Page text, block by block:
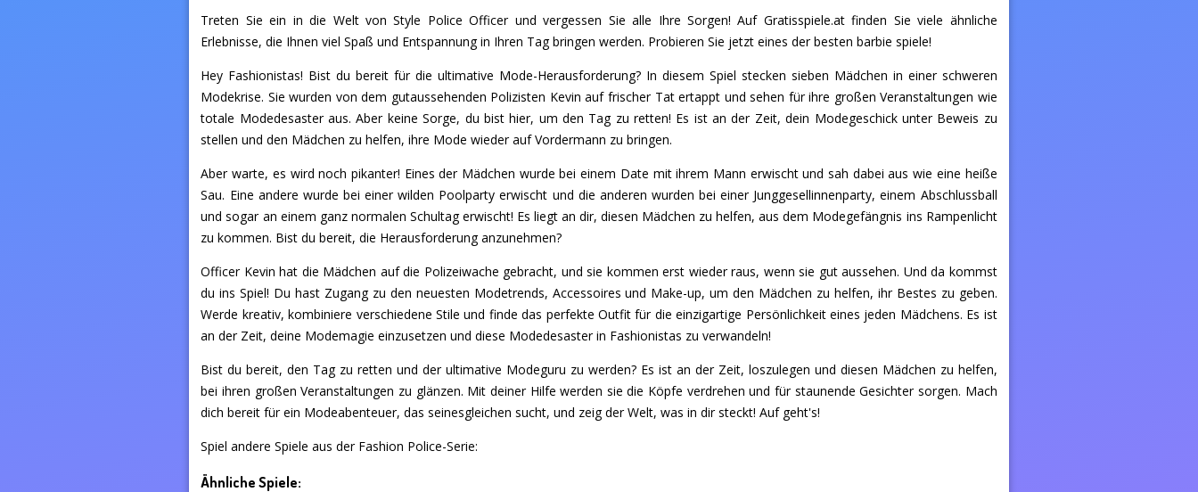
Treten Sie ein in die Welt von Style Police Officer und vergessen Sie alle Ihre Sorgen! Auf Gratisspiele.at finden Sie viele ähnliche
Erlebnisse, die Ihnen viel Spaß und Entspannung in Ihren Tag bringen werden. Probieren Sie jetzt eines der besten barbie spiele!
Hey Fashionistas! Bist du bereit für die ultimative Mode-Herausforderung? In diesem Spiel stecken sieben Mädchen in einer schweren
Modekrise. Sie wurden von dem gutaussehenden Polizisten Kevin auf frischer Tat ertappt und sehen für ihre großen Veranstaltungen wie
totale Modedesaster aus. Aber keine Sorge, du bist hier, um den Tag zu retten! Es ist an der Zeit, dein Modegeschick unter Beweis zu
stellen und den Mädchen zu helfen, ihre Mode wieder auf Vordermann zu bringen.
Aber warte, es wird noch pikanter! Eines der Mädchen wurde bei einem Date mit ihrem Mann erwischt und sah dabei aus wie eine heiße
Sau. Eine andere wurde bei einer wilden Poolparty erwischt und die anderen wurden bei einer Junggesellinnenparty, einem Abschlussball
und sogar an einem ganz normalen Schultag erwischt! Es liegt an dir, diesen Mädchen zu helfen, aus dem Modegefängnis ins Rampenlicht
zu kommen. Bist du bereit, die Herausforderung anzunehmen?
Officer Kevin hat die Mädchen auf die Polizeiwache gebracht, und sie kommen erst wieder raus, wenn sie gut aussehen. Und da kommst
du ins Spiel! Du hast Zugang zu den neuesten Modetrends, Accessoires und Make-up, um den Mädchen zu helfen, ihr Bestes zu geben.
Werde kreativ, kombiniere verschiedene Stile und finde das perfekte Outfit für die einzigartige Persönlichkeit eines jeden Mädchens. Es ist
an der Zeit, deine Modemagie einzusetzen und diese Modedesaster in Fashionistas zu verwandeln!
Bist du bereit, den Tag zu retten und der ultimative Modeguru zu werden? Es ist an der Zeit, loszulegen und diesen Mädchen zu helfen,
bei ihren großen Veranstaltungen zu glänzen. Mit deiner Hilfe werden sie die Köpfe verdrehen und für staunende Gesichter sorgen. Mach
dich bereit für ein Modeabenteuer, das seinesgleichen sucht, und zeig der Welt, was in dir steckt! Auf geht's!
Spiel andere Spiele aus der Fashion Police-Serie:
Ähnliche Spiele: